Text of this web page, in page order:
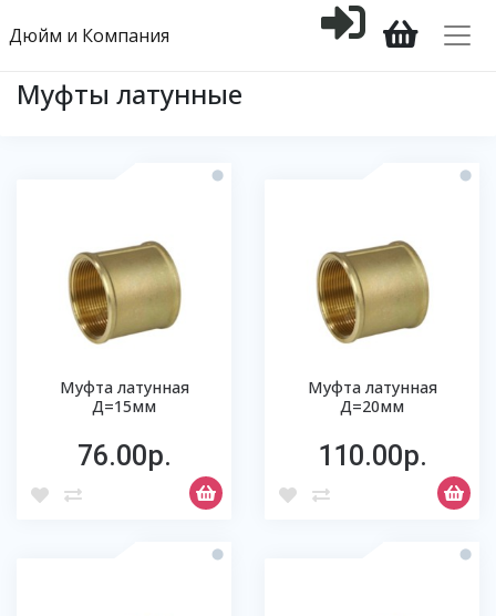
Дюйм и Компания
Муфты латунные
Муфта латунная
Д=15мм
76.00р.
Муфта латунная
Д=20мм
110.00р.